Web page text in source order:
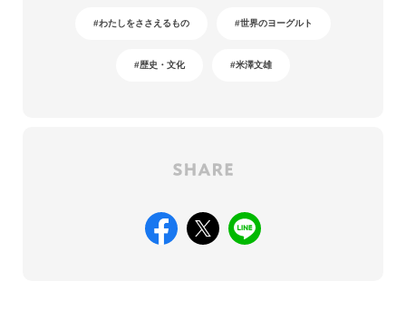
#わたしをささえるもの #世界のヨーグルト
#歴史・文化 #米澤文雄